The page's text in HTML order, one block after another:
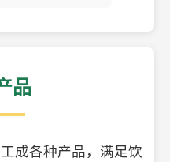
品
成各种产品，满足饮